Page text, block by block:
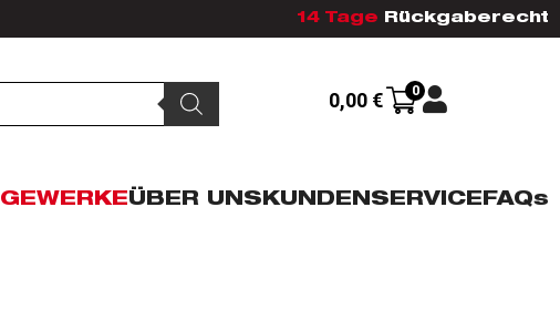
14 Tage Rückgaberecht
0,00 € 0
GEWERKEÜBER UNSKUNDENSERVICEFAQs